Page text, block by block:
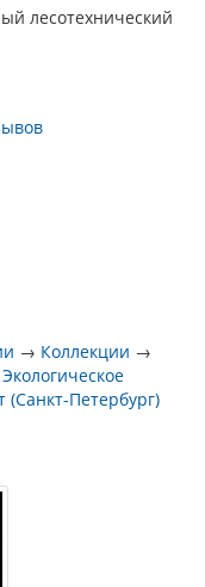
лесотехнический
→ Коллекции →
Экологическое
(Санкт-Петербург)